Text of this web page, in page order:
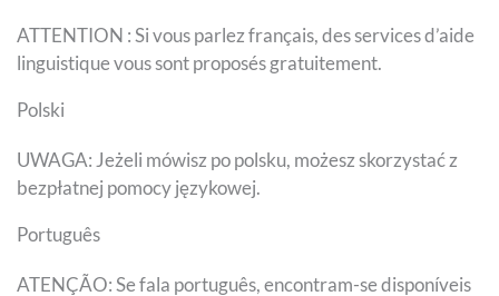
ATTENTION : Si vous parlez français, des services d’aide
linguistique vous sont proposés gratuitement.
Polski
UWAGA: Jeżeli mówisz po polsku, możesz skorzystać z
bezpłatnej pomocy językowej.
Português
ATENÇÃO: Se fala português, encontram-se disponíveis